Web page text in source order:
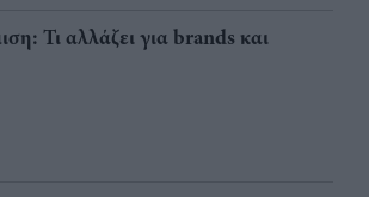
Τι αλλάζει για brands και